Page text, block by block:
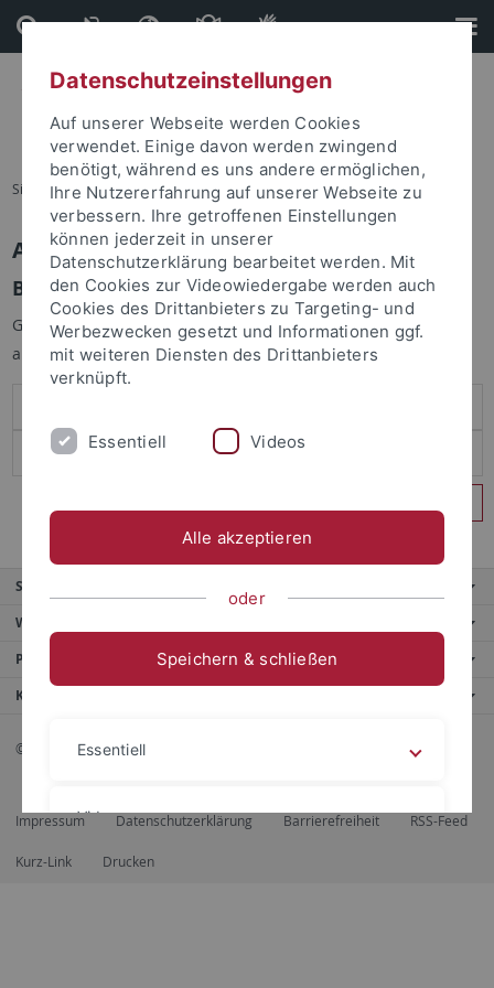
Direkt
zum
Inhalt
Direkt
zur
Fußleiste
Sie sind hier: Startseite
Anmelden
Benutzeranmeldung
Geben Sie Ihren Benutzernamen und Ihr Passwort an um sich
anzumelden:
Service
Weitere Angebote
Portale
Kontaktinfo
© 2026 Eberhard Karls Universität Tübingen, Tübingen
Impressum Datenschutzerklärung Barrierefreiheit RSS-Feed
Kurz-Link Drucken
Datenschutzeinstellungen
Auf unserer Webseite werden Cookies
verwendet. Einige davon werden zwingend
benötigt, während es uns andere ermöglichen,
Ihre Nutzererfahrung auf unserer Webseite zu
verbessern. Ihre getroffenen Einstellungen
können jederzeit in unserer
Datenschutzerklärung bearbeitet werden. Mit
den Cookies zur Videowiedergabe werden auch
Cookies des Drittanbieters zu Targeting- und
Werbezwecken gesetzt und Informationen ggf.
mit weiteren Diensten des Drittanbieters
verknüpft.
Essentiell Videos
Alle akzeptieren
oder
Speichern & schließen
Essentiell
Videos